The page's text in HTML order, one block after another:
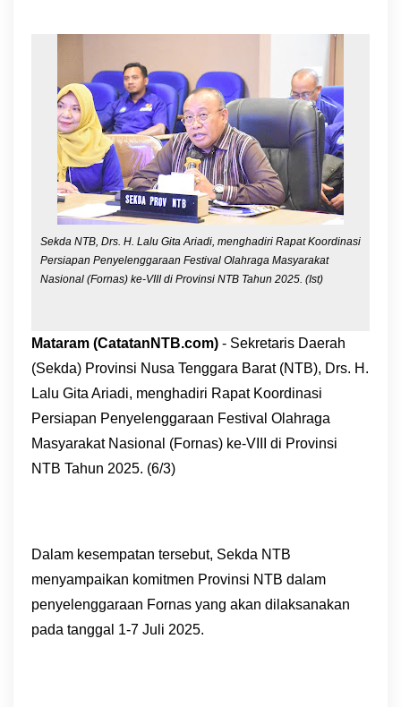
Sekda NTB, Drs. H. Lalu Gita Ariadi, menghadiri Rapat Koordinasi
Persiapan Penyelenggaraan Festival Olahraga Masyarakat
Nasional (Fornas) ke-VIII di Provinsi NTB Tahun 2025. (Ist)
Mataram (CatatanNTB.com) - Sekretaris Daerah
(Sekda) Provinsi Nusa Tenggara Barat (NTB), Drs. H.
Lalu Gita Ariadi, menghadiri Rapat Koordinasi
Persiapan Penyelenggaraan Festival Olahraga
Masyarakat Nasional (Fornas) ke-VIII di Provinsi
NTB Tahun 2025. (6/3)
Dalam kesempatan tersebut, Sekda NTB
menyampaikan komitmen Provinsi NTB dalam
penyelenggaraan Fornas yang akan dilaksanakan
pada tanggal 1-7 Juli 2025.